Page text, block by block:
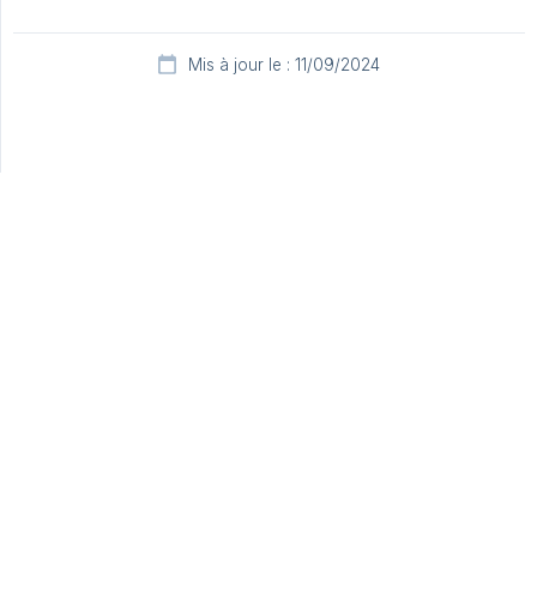
Mis à jour le : 11/09/2024